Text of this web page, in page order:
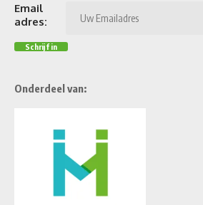
Email
adres:
Onderdeel van: